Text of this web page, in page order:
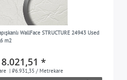
WallFace STRUCTURE 24943 Used
m2
*
| ₺6.931,35 / Metrekare